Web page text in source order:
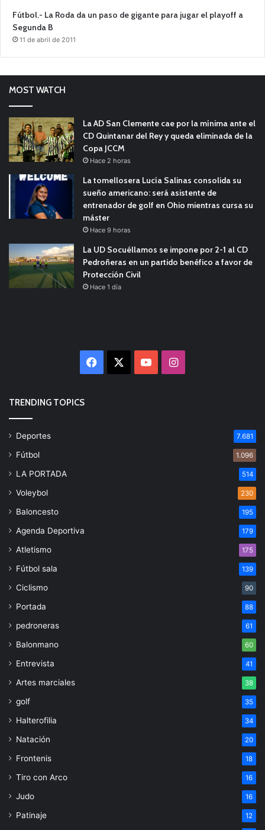
Fútbol.- La Roda da un paso de gigante para jugar el playoff a
Segunda B
11 de abril de 2011
MOST WATCH
La AD San Clemente cae por la mínima ante el
CD Quintanar del Rey y queda eliminada de la
Copa JCCM
Hace 2 horas
La tomellosera Lucía Salinas consolida su
sueño americano: será asistente de
entrenador de golf en Ohio mientras cursa su
máster
Hace 9 horas
La UD Socuéllamos se impone por 2-1 al CD
Pedroñeras en un partido benéfico a favor de
Protección Civil
Hace 1 día
Facebook YouTubeInstagram
TRENDING TOPICS
Deportes 7.681
Fútbol 1.096
LA PORTADA 514
Voleybol 230
Baloncesto 195
Agenda Deportiva 179
Atletismo 175
Fútbol sala 139
Ciclismo 90
Portada 88
pedroneras 61
Balonmano 60
Entrevista 41
Artes marciales 38
golf 35
Halterofilia 34
Natación 20
Frontenis 18
Tiro con Arco 16
Judo 16
Patinaje 12